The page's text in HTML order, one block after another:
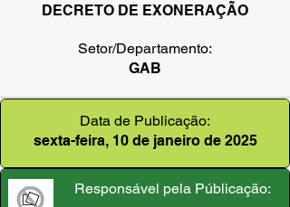
DECRETO DE EXONERAÇÃO
Setor/Departamento:
GAB
Data de Publicação:
sexta-feira, 10 de janeiro de 2025
Responsável pela Públicação: